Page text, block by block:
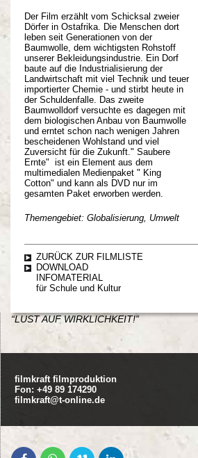
Der Film erzählt vom Schicksal zweier
Dörfer in Ostafrika. Die Menschen dort
leben seit Generationen von der
Baumwolle, dem wichtigsten Rohstoff
unserer Bekleidungsindustrie. Ein Dorf
baute auf die Industrialisierung der
Landwirtschaft mit viel Technik und teuer
importierter Chemie - und stirbt heute in
der Schuldenfalle. Das zweite
Baumwolldorf versuchte es dagegen mit
dem biologischen Anbau von Baumwolle
und erntet schon nach wenigen Jahren
bescheidenen Wohlstand und viel
Zuversicht für die Zukunft." Saubere
Ernte" ist ein Element aus dem
multimedialen Medienpaket " King
Cotton" und kann als DVD nur im
gesamten Paket erworben werden.
Themengebiet: Globalisierung, Umwelt
ZURÜCK ZUR FILMLISTE
DOWNLOAD
INFOMATERIAL
für Schule und Kultur
“LUST AUF WIRKLICHKEIT!”
filmkraft filmproduktion
Fon: +49 89 174290
filmkraft@t-online.de